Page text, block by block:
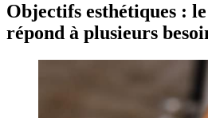
Objectifs esthétiques :
répond à plusieurs